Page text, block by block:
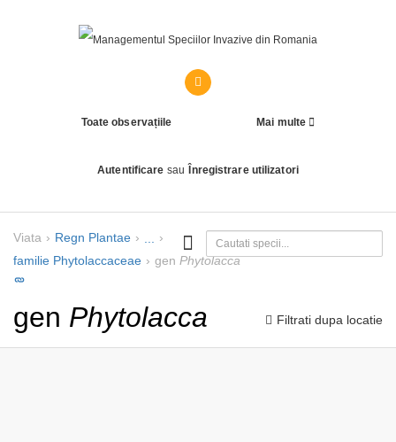
Toate observațiile Mai multe
Autentificare sau Înregistrare utilizatori
Viata Regn Plantae
familie Phytolaccaceae gen Phytolacca
gen Phytolacca Filtrati dupa locatie